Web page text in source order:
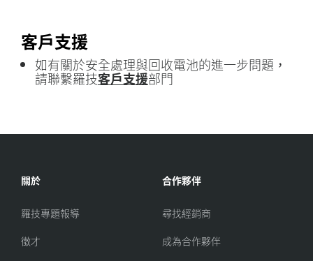
客戶支援
如有關於安全處理與回收電池的進一步問題，
請聯繫羅技客戶支援部門
關於
羅技專題報導
徵才
合作夥伴
尋找經銷商
成為合作夥伴